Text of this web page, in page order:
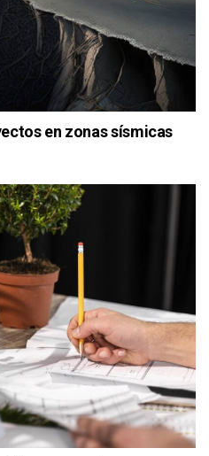
en zonas sísmicas